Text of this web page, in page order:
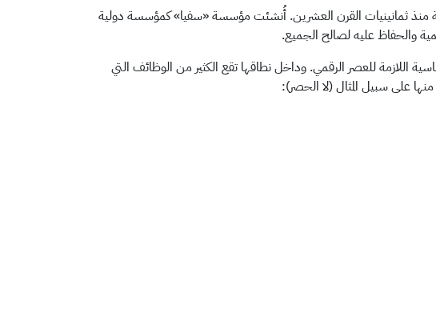
لمبادرات التعاونية منذ ثمانينيات القرن العشرين. أُنشئت مؤسسة «سفيا» كمؤسسة دولية
والحفاظ عليه لصالح الجميع.
اللازمة للعصر الرقمي. وداخل نطاقها تقع الكثير من الوظائف التي
على سبيل المثال (لا الحصر):